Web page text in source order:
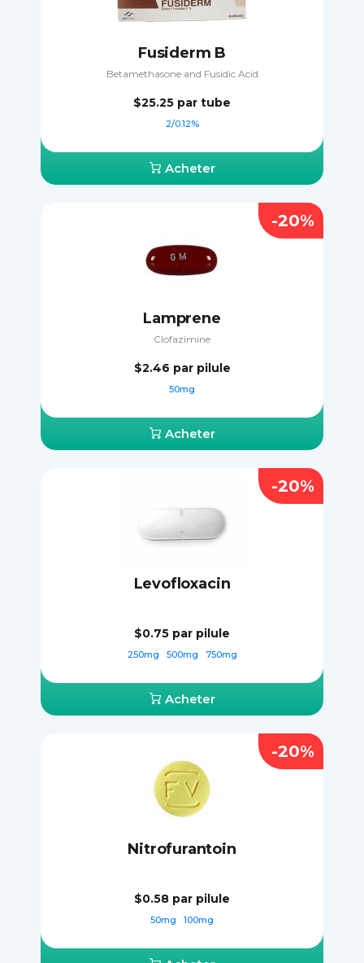
Fusiderm B
Betamethasone and Fusidic Acid
$25.25 par tube
2/0.12%
Acheter
Lamprene
Clofazimine
$2.46 par pilule
50mg
Acheter
-20%
Levofloxacin
$0.75 par pilule
250mg 500mg 750mg
Acheter
-20%
Nitrofurantoin
$0.58 par pilule
50mg 100mg
-20%